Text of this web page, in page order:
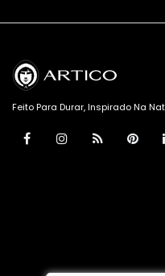
Feito Para Durar, Inspirado Na